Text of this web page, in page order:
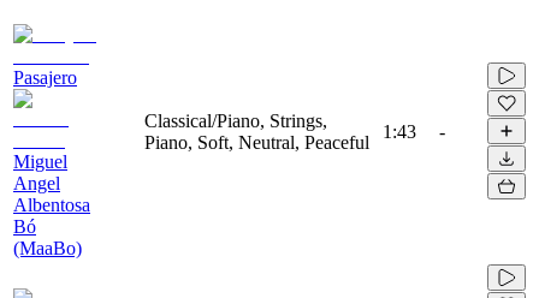
Pasajero
Miguel
Angel
Albentosa
Bó
(MaaBo)
Classical/Piano, Strings,
Piano, Soft, Neutral, Peaceful
1:43 -